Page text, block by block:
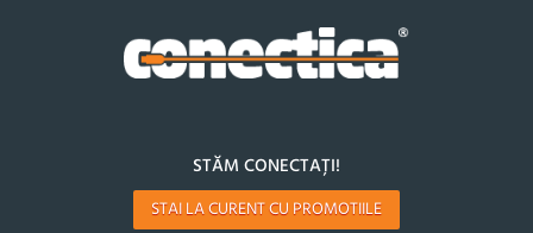
STĂM CONECTAȚI!
STAI LA CURENT CU PROMOTIILE